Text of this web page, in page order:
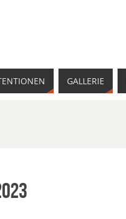
GALLERIE